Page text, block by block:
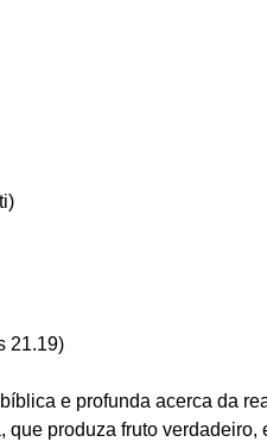
21.19)
e profunda acerca da
produza fruto verdadeiro,